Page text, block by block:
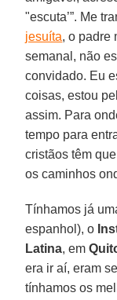
"escuta’”. Me
jesuíta, o padre
semanal, não
convidado. Eu
coisas, estou
assim. Para
tempo para
cristãos têm
os caminhos
Tínhamos já
espanhol), o
Latina, em
era ir aí, eram
tínhamos os